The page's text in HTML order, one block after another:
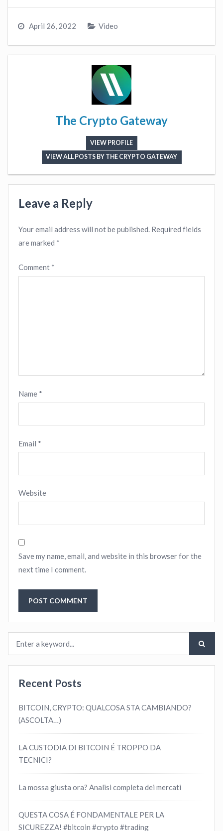
April 26, 2022 Video
The Crypto Gateway
VIEW PROFILE
VIEW ALL POSTS BY THE CRYPTO GATEWAY
Leave a Reply
Your email address will not be published. Required fields
are marked *
Comment *
Name *
Email *
Website
Save my name, email, and website in this browser for the
next time I comment.
Recent Posts
BITCOIN, CRYPTO: QUALCOSA STA CAMBIANDO?
(ASCOLTA…)
LA CUSTODIA DI BITCOIN É TROPPO DA
TECNICI?
La mossa giusta ora? Analisi completa dei mercati
QUESTA COSA É FONDAMENTALE PER LA
SICUREZZA! #bitcoin #crypto #trading